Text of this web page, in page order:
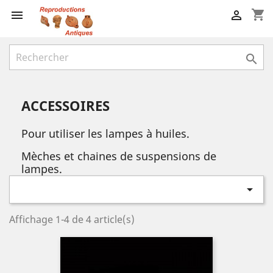
 shopping_cart


ACCESSOIRES
Pour utiliser les lampes à huiles.
Mèches et chaines de suspensions de
lampes.

Affichage 1-4 de 4 article(s)